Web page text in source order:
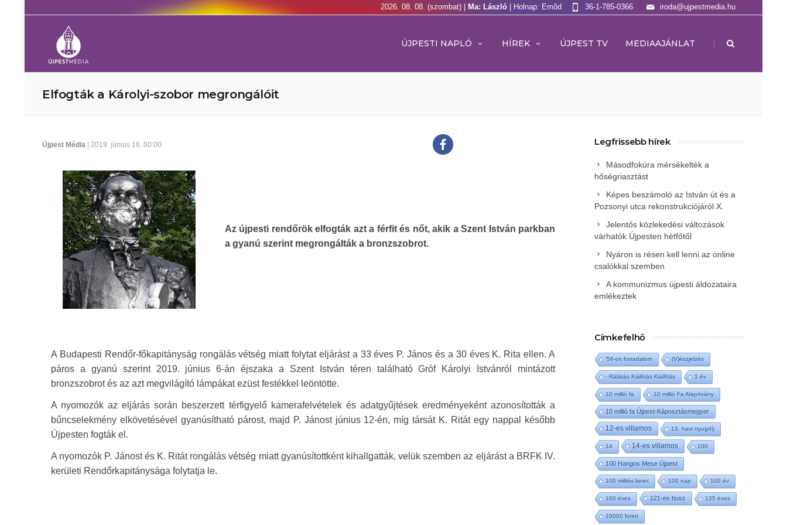
2026. 08. 08. (szombat) | Ma: László | Holnap: Emõd iroda@ujpestmedia.hu
36-1-785-0366
ÚJPESTI NAPLÓ HÍREK ÚJPEST TV MEDIAAJÁNLAT |
Elfogták a Károlyi-szobor megrongálóit
Újpest Média | 2019. június 16. 00:00
Az újpesti rendőrök elfogták azt a férfit és nőt, akik a Szent István parkban
a gyanú szerint megrongálták a bronzszobrot.
A Budapesti Rendőr-főkapitányság rongálás vétség miatt folytat eljárást a 33 éves P. János és a 30 éves K. Rita ellen. A
páros a gyanú szerint 2019. június 6-án éjszaka a Szent István téren található Gróf Károlyi Istvánról mintázott
bronzszobrot és az azt megvilágító lámpákat ezüst festékkel leöntötte.
A nyomozók az eljárás során beszerzett térfigyelő kamerafelvételek és adatgyűjtések eredményeként azonosították a
bűncselekmény elkövetésével gyanúsítható párost, majd P. Jánost június 12-én, míg társát K. Ritát egy nappal később
Újpesten fogták el.
A nyomozók P. Jánost és K. Ritát rongálás vétség miatt gyanúsítottként kihallgatták, velük szemben az eljárást a BRFK IV.
kerületi Rendőrkapitánysága folytatja le.
Legfrissebb hírek
Másodfokúra mérsékelték a
hőségriasztást
Képes beszámoló az István út és a
Pozsonyi utca rekonstrukciójáról X.
Jelentős közlekedési változások
várhatók Újpesten hétfőtől
Nyáron is résen kell lenni az online
csalókkal szemben
A kommunizmus újpesti áldozataira
emlékeztek
Címkefelhő
'56-os forradalom (V)észjelzés
- Rálátás Kiállítás Kiállítás 1 év
10 millió fa 10 millió Fa Alapítvány
10 millió fa Újpest-Káposztásmegyer
12-es villamos 13. havi nyugdíj
14 14-es villamos 100
100 Hangos Mese Újpest
100 milliós keret 100 nap 100 év
100 éves 121-es busz 135 éves
10000 forint